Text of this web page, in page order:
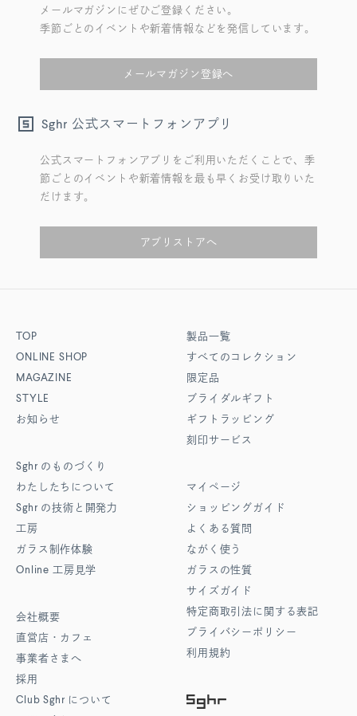
メールマガジンにぜひご登録ください。
季節ごとのイベントや新着情報などを発信しています。
メールマガジン登録へ
Sghr 公式スマートフォンアプリ
公式スマートフォンアプリをご利用いただくことで、季
節ごとのイベントや新着情報を最も早くお受け取りいた
だけます。
アプリストアへ
TOP
ONLINE SHOP
MAGAZINE
STYLE
お知らせ
Sghr のものづくり
わたしたちについて
Sghr の技術と開発力
工房
ガラス制作体験
Online 工房見学
会社概要
直営店・カフェ
事業者さまへ
採用
Club Sghr について
製品一覧
すべてのコレクション
限定品
ブライダルギフト
ギフトラッピング
刻印サービス
マイページ
ショッピングガイド
よくある質問
ながく使う
ガラスの性質
サイズガイド
特定商取引法に関する表記
プライバシーポリシー
利用規約